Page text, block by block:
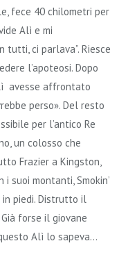
fece 40 chilometri per
Alì e mi
tutti, ci parlava”. Riesce
l’apoteosi. Dopo
avesse affrontato
perso». Del resto
per l’antico Re
un colosso che
Frazier a Kingston,
montanti, Smokin’
piedi. Distrutto il
forse il giovane
Alì lo sapeva…